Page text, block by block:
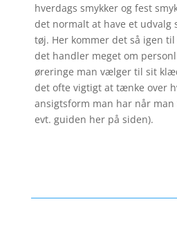
hverdags smykker og fest
det normalt at have et udvalg
tøj. Her kommer det så igen
det handler meget om
øreringe man vælger til sit
det ofte vigtigt at tænke over
ansigtsform man har når
evt. guiden her på siden).